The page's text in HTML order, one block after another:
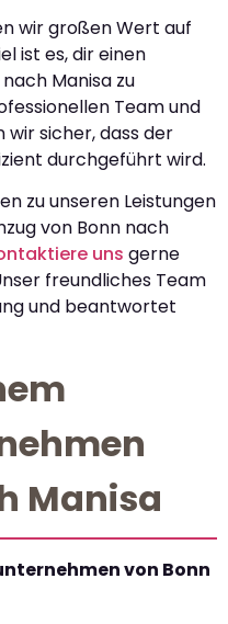
wir großen Wert auf
ist es, dir einen
Manisa zu
Team und
sicher, dass der
durchgeführt wird.
zu unseren Leistungen
von Bonn nach
uns gerne
freundliches Team
und beantwortet
Manisa
von Bonn